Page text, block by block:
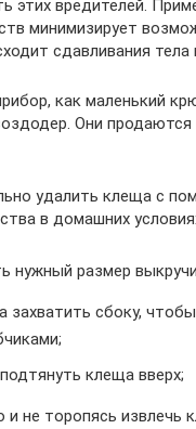
этих вредителей.
минимизирует
сдавливания тела
как маленький
Они
удалить клеща с
в домашних
нужный размер
захватить сбоку,
клеща вверх;
и не торопясь извлечь